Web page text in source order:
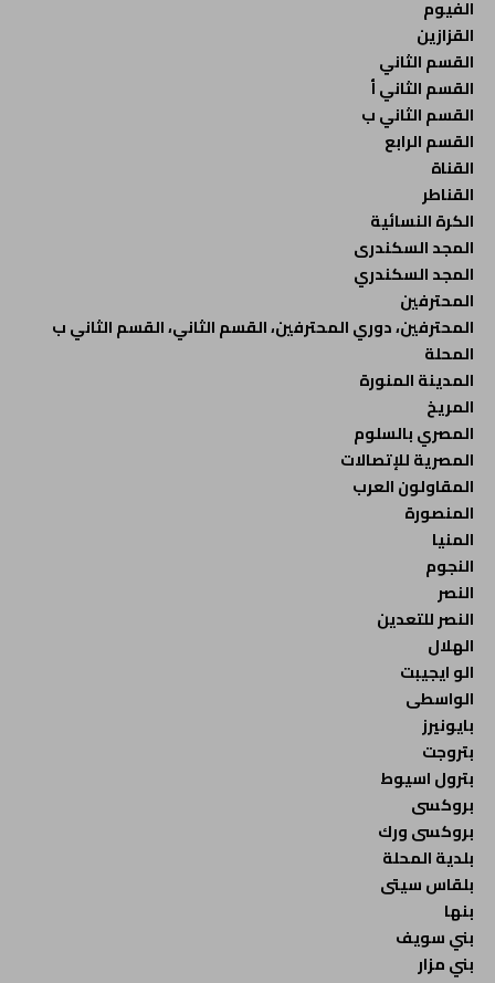
الفيوم
القزازين
القسم الثاني
القسم الثاني أ
القسم الثاني ب
القسم الرابع
القناة
القناطر
الكرة النسائية
المجد السكندرى
المجد السكندري
المحترفين
المحترفين، دوري المحترفين، القسم الثاني، القسم الثاني ب
المحلة
المدينة المنورة
المريخ
المصري بالسلوم
المصرية للإتصالات
المقاولون العرب
المنصورة
المنيا
النجوم
النصر
النصر للتعدين
الهلال
الو ايجيبت
الواسطى
بايونيرز
بتروجت
بترول اسيوط
بروكسى
بروكسى ورك
بلدية المحلة
بلقاس سيتى
بنها
بني سويف
بني مزار